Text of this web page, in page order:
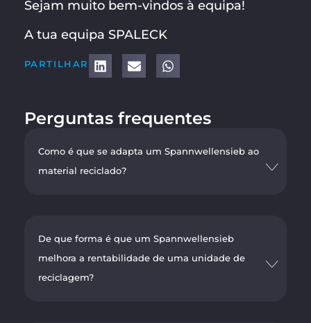
Sejam muito bem-vindos à equipa!
A tua equipa SPALECK
PARTILHAR
Perguntas frequentes
Como é que se adapta um Spannwellensieb ao
material reciclado?
De que forma é que um Spannwellensieb
melhora a rentabilidade de uma unidade de
reciclagem?